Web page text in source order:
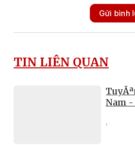
Gửi bình
TIN LIÊN QUAN
Nam -
,